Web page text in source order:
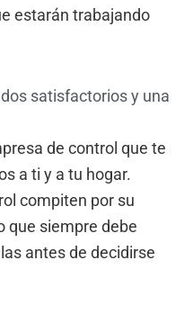
estarán trabajando
satisfactorios y una
de control que te
a ti y a tu hogar.
compiten por su
que siempre debe
antes de decidirse